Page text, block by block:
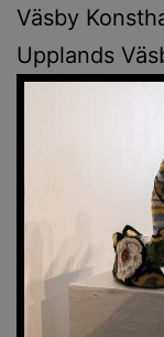
Väsby
Upplands